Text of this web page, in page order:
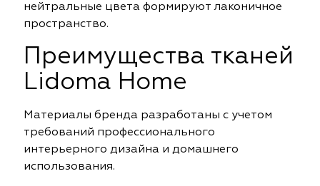
нейтральные цвета формируют лаконичное
пространство.
Преимущества тканей
Lidoma Home
Материалы бренда разработаны с учетом
требований профессионального
интерьерного дизайна и домашнего
использования.